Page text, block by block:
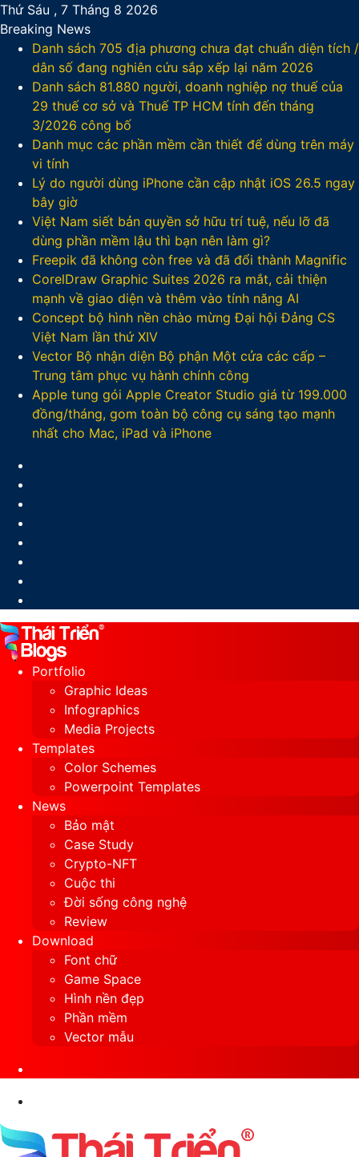
Thứ Sáu , 7 Tháng 8 2026
Breaking News
Danh sách 705 địa phương chưa đạt chuẩn diện tích /
dân số đang nghiên cứu sắp xếp lại năm 2026
Danh sách 81.880‬ người, doanh nghiệp nợ thuế của
29 thuế cơ sở và Thuế TP HCM tính đến tháng
3/2026 công bố
Danh mục các phần mềm cần thiết để dùng trên máy
vi tính
Lý do người dùng iPhone cần cập nhật iOS 26.5 ngay
bây giờ
Việt Nam siết bản quyền sở hữu trí tuệ, nếu lỡ đã
dùng phần mềm lậu thì bạn nên làm gì?
Freepik đã không còn free và đã đổi thành Magnific
CorelDraw Graphic Suites 2026 ra mắt, cải thiện
mạnh về giao diện và thêm vào tính năng AI
Concept bộ hình nền chào mừng Đại hội Đảng CS
Việt Nam lần thứ XIV
Vector Bộ nhận diện Bộ phận Một cửa các cấp –
Trung tâm phục vụ hành chính công
Apple tung gói Apple Creator Studio giá từ 199.000
đồng/tháng, gom toàn bộ công cụ sáng tạo mạnh
nhất cho Mac, iPad và iPhone
Portfolio
Graphic Ideas
Infographics
Media Projects
Templates
Color Schemes
Powerpoint Templates
News
Bảo mật
Case Study
Crypto-NFT
Cuộc thi
Đời sống công nghệ
Review
Download
Font chữ
Game Space
Hình nền đẹp
Phần mềm
Vector mẫu